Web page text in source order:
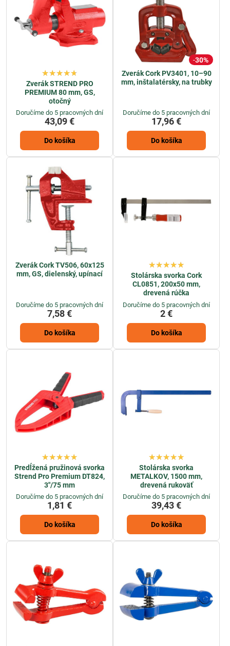
Zverák STREND PRO
PREMIUM 80 mm, GS,
otočný
Doručíme do 5 pracovných dní
43,09 €
Do košíka
30%
Zverák Cork PV3401, 10–90
mm, inštalatérsky, na trubky
Doručíme do 5 pracovných dní
17,96 €
Do košíka
Zverák Cork TV506, 60x125
mm, GS, dielenský, upínací
Doručíme do 5 pracovných dní
7,58 €
Do košíka
Stolárska svorka Cork
CL0851, 200x50 mm,
drevená rúčka
Doručíme do 5 pracovných dní
2 €
Do košíka
Predĺžená pružinová svorka
Strend Pro Premium DT824,
3"/75 mm
Doručíme do 5 pracovných dní
1,81 €
Do košíka
Stolárska svorka
METALKOV, 1500 mm,
drevená rukoväť
Doručíme do 5 pracovných dní
39,43 €
Do košíka